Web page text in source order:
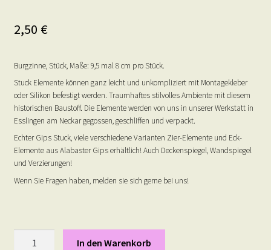
2,50 €
Burgzinne, Stück, Maße: 9,5 mal 8 cm pro Stück.
Stuck Elemente können ganz leicht und unkompliziert mit Montagekleber
oder Silikon befestigt werden. Traumhaftes stilvolles Ambiente mit diesem
historischen Baustoff. Die Elemente werden von uns in unserer Werkstatt in
Esslingen am Neckar gegossen, geschliffen und verpackt.
Echter Gips Stuck, viele verschiedene Varianten Zier-Elemente und Eck-
Elemente aus Alabaster Gips erhältlich! Auch Deckenspiegel, Wandspiegel
und Verzierungen!
Wenn Sie Fragen haben, melden sie sich gerne bei uns!
In den Warenkorb